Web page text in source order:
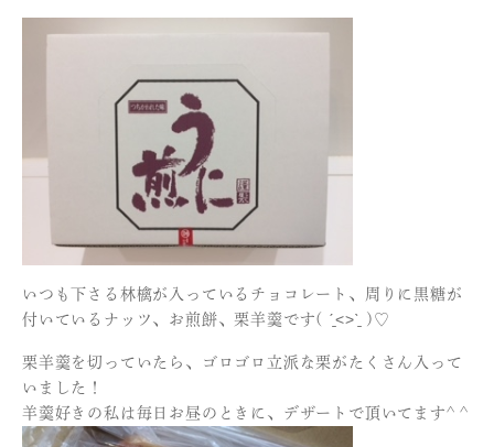
いつも下さる林檎が入っているチョコレート、周りに黒糖が
付いているナッツ、お煎餅、栗羊羹です( ˊ̱˂˃ˋ̱ )♡
栗羊羹を切っていたら、ゴロゴロ立派な栗がたくさん入って
いました！
羊羹好きの私は毎日お昼のときに、デザートで頂いてます^ ^